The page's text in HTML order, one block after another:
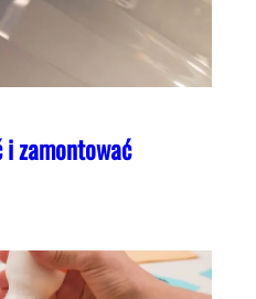
zamontować